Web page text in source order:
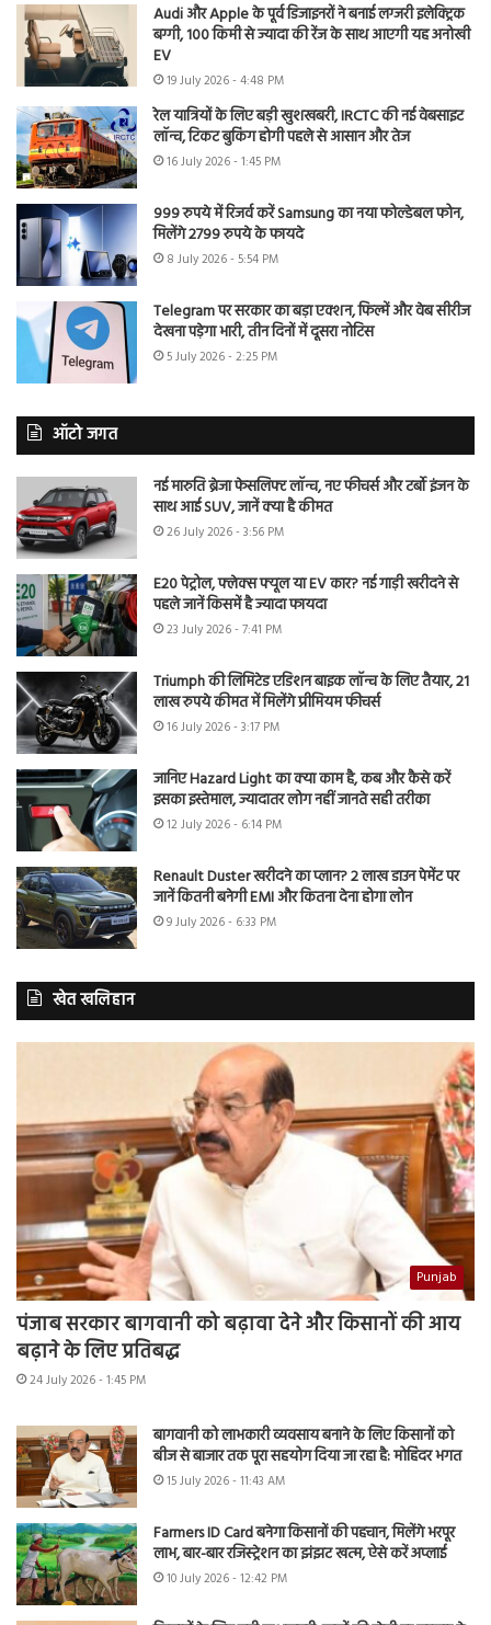
Audi और Apple के पूर्व डिजाइनरों ने बनाई लग्जरी इलेक्ट्रिक
बग्गी, 100 किमी से ज्यादा की रेंज के साथ आएगी यह अनोखी
EV
19 July 2026 - 4:48 PM
रेल यात्रियों के लिए बड़ी खुशखबरी, IRCTC की नई वेबसाइट
लॉन्च, टिकट बुकिंग होगी पहले से आसान और तेज
16 July 2026 - 1:45 PM
999 रुपये में रिजर्व करें Samsung का नया फोल्डेबल फोन,
मिलेंगे 2799 रुपये के फायदे
8 July 2026 - 5:54 PM
Telegram पर सरकार का बड़ा एक्शन, फिल्में और वेब सीरीज
देखना पड़ेगा भारी, तीन दिनों में दूसरा नोटिस
5 July 2026 - 2:25 PM
ऑटो जगत
नई मारुति ब्रेजा फेसलिफ्ट लॉन्च, नए फीचर्स और टर्बो इंजन के
साथ आई SUV, जानें क्या है कीमत
26 July 2026 - 3:56 PM
E20 पेट्रोल, फ्लेक्स फ्यूल या EV कार? नई गाड़ी खरीदने से
पहले जानें किसमें है ज्यादा फायदा
23 July 2026 - 7:41 PM
Triumph की लिमिटेड एडिशन बाइक लॉन्च के लिए तैयार, 21
लाख रुपये कीमत में मिलेंगे प्रीमियम फीचर्स
16 July 2026 - 3:17 PM
जानिए Hazard Light का क्या काम है, कब और कैसे करें
इसका इस्तेमाल, ज्यादातर लोग नहीं जानते सही तरीका
12 July 2026 - 6:14 PM
Renault Duster खरीदने का प्लान? 2 लाख डाउन पेमेंट पर
जानें कितनी बनेगी EMI और कितना देना होगा लोन
9 July 2026 - 6:33 PM
खेत खलिहान
Punjab
पंजाब सरकार बागवानी को बढ़ावा देने और किसानों की आय
बढ़ाने के लिए प्रतिबद्ध
24 July 2026 - 1:45 PM
बागवानी को लाभकारी व्यवसाय बनाने के लिए किसानों को
बीज से बाजार तक पूरा सहयोग दिया जा रहा है: मोहिंदर भगत
15 July 2026 - 11:43 AM
Farmers ID Card बनेगा किसानों की पहचान, मिलेंगे भरपूर
लाभ, बार-बार रजिस्ट्रेशन का झंझट खत्म, ऐसे करें अप्लाई
10 July 2026 - 12:42 PM